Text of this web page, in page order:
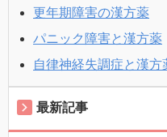
更年期障害の漢方薬
パニック障害と漢方薬
自律神経失調症と漢方
最新記事